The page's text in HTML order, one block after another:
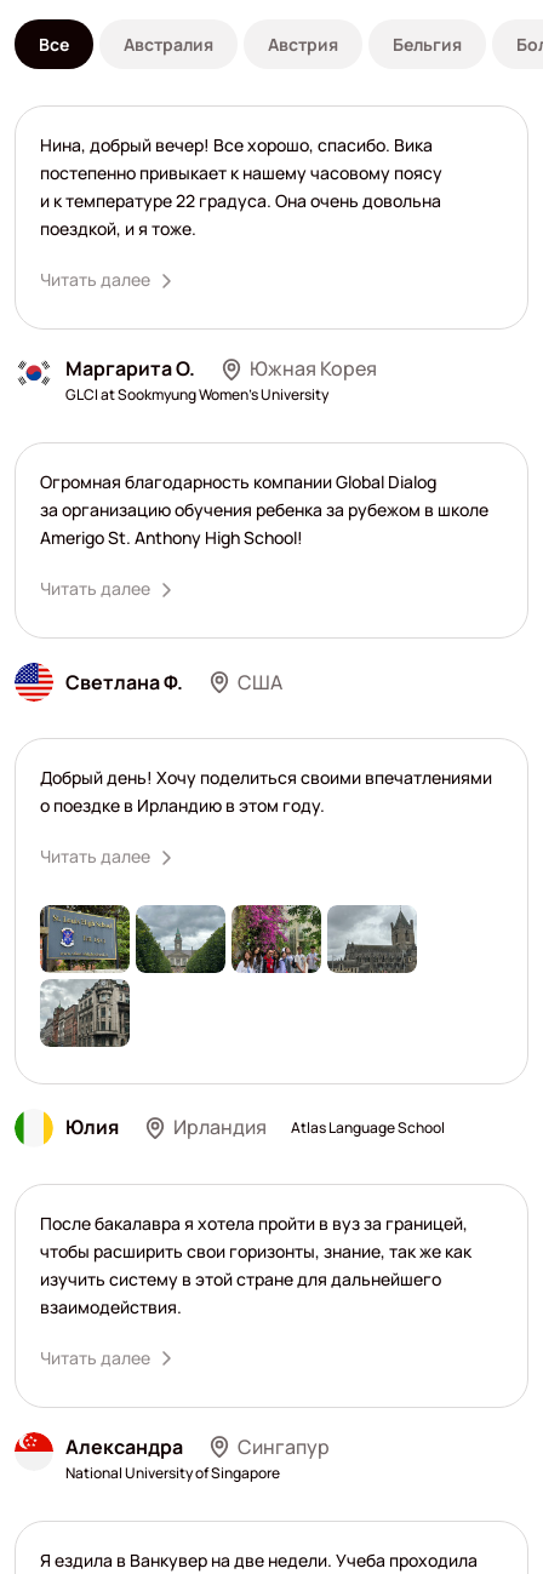
Все Австралия Австрия Бельгия
Маргарита О. Южная Корея
GLCI at Sookmyung Women's University
Нина, добрый вечер! Все хорошо, спасибо. Вика
постепенно привыкает к нашему часовому поясу
и к температуре 22 градуса. Она очень довольна
поездкой, и я тоже.
Читать далее
Светлана Ф. США
Огромная благодарность компании Global Dialog
за организацию обучения ребенка за рубежом в школе
Amerigo St. Anthony High School!
Читать далее
Юлия Ирландия Atlas Language School
Добрый день! Хочу поделиться своими впечатлениями
о поездке в Ирландию в этом году.
Читать далее
Александра Сингапур
National University of Singapore
После бакалавра я хотела пройти в вуз за границей,
чтобы расширить свои горизонты, знание, так же как
изучить систему в этой стране для дальнейшего
взаимодействия.
Читать далее
Я ездила в Ванкувер на две недели. Учеба проходила